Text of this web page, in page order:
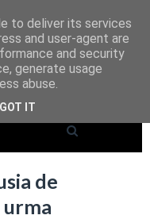
de
to deliver its services
and user-agent are
and security
generate usage
abuse.
GOT IT